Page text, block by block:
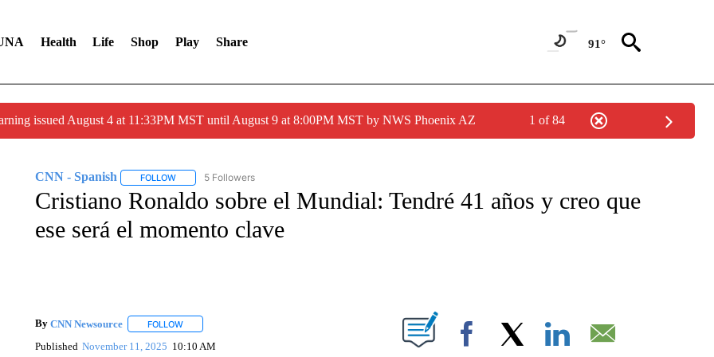
Health Life Shop Play Share 91°
issued August 4 at 11:33PM MST until August 9 at 8:00PM MST by NWS Phoenix AZ 1 of 84
CNN - Spanish FOLLOWFOLLOW "CNN - SPANISH" TO RECEIVE NOTIFICATIONS ABOUT NEW PAGES ON "CNN - SPANISH".
5 Followers
Cristiano Ronaldo sobre el Mundial: Tendré 41 años y creo que
ese será el momento clave
By CNN Newsource FOLLOWFOLLOW "" TO RECEIVE NOTIFICATIONS ABOUT NEW PAGES ON "".
Published November 11, 2025 10:10 AM Facebook